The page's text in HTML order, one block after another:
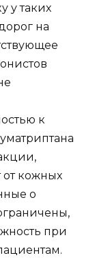
у таких
на
к
от кожных
о
при